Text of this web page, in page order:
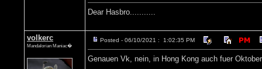
Dear Hasbro...........
volkerc
Mandalorian Maniac�
Posted - 06/10/2021 : 1:02:35 PM
Genauen Vk, nein, in Hong Kong auch fuer